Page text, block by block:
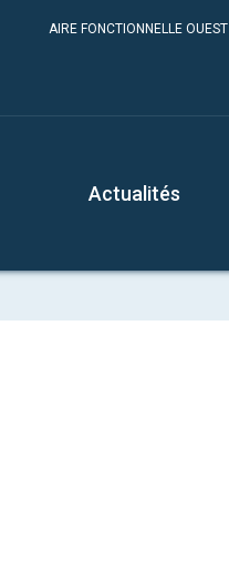
AIRE FONCTIONNELLE OUEST
Actualités